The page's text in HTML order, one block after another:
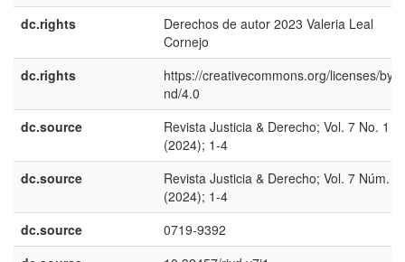
dc.rights
Derechos de autor 2023 Valeria Leal
Cornejo
dc.rights
https://creativecommons.org/licenses/by-
nd/4.0
dc.source
Revista Justicia & Derecho; Vol. 7 No. 1
(2024); 1-4
dc.source
Revista Justicia & Derecho; Vol. 7 Núm. 1
(2024); 1-4
dc.source
0719-9392